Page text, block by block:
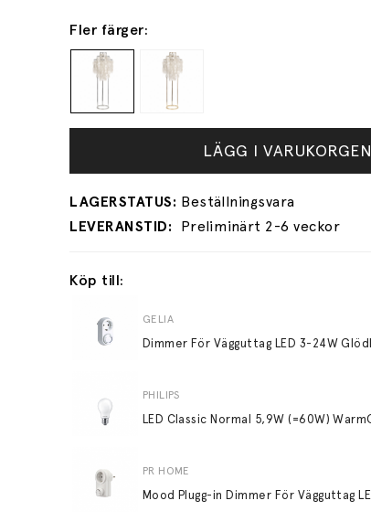
Fler färger:
LÄGG I VARUKORGEN
Preliminärt 2-6 veckor
Köp till:
GELIA
PHILIPS
PR HOME